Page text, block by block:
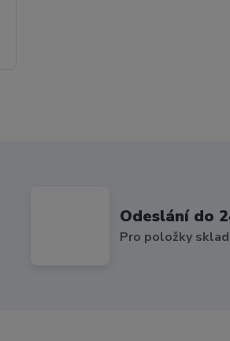
Odeslání do
Pro položky